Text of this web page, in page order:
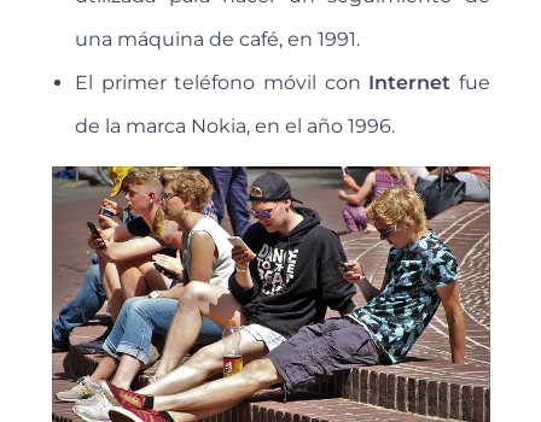
una máquina de café, en 1991.
El primer teléfono móvil con Internet fue
de la marca Nokia, en el año 1996.